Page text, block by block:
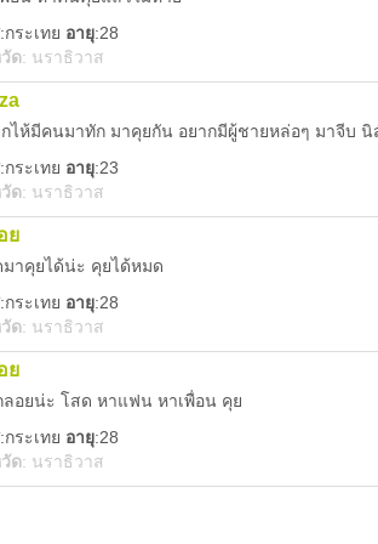
:กระเทย อายุ:28
ด: นราธิวาส
:กระเทย อายุ:23
ด: นราธิวาส
ย
มาคุยได้น่ะ คุยได้หมด
:กระเทย อายุ:28
ด: นราธิวาส
ย
ลอยน่ะ โสด หาแฟน หาเพื่อน คุย
:กระเทย อายุ:28
ด: นราธิวาส